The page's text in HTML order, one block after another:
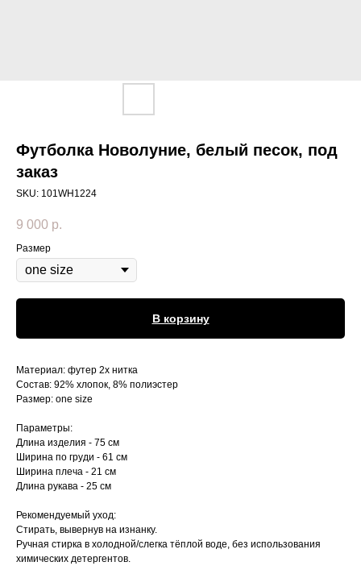
Футболка Новолуние, белый песок, под
заказ
SKU: 101WH1224
9 000 р.
Размер
В корзину
Материал: футер 2х нитка
Состав: 92% хлопок, 8% полиэстер
Размер: one size
Параметры:
Длина изделия - 75 см
Ширина по груди - 61 см
Ширина плеча - 21 см
Длина рукава - 25 см
Рекомендуемый уход:
Стирать, вывернув на изнанку.
Ручная стирка в холодной/слегка тёплой воде, без использования
химических детергентов.